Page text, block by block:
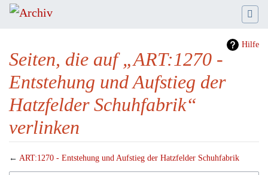
Hilfe
Seiten, die auf „ART:1270 -
Entstehung und Aufstieg der
Hatzfelder Schuhfabrik“
verlinken
← ART:1270 - Entstehung und Aufstieg der Hatzfelder Schuhfabrik
Wechseln zu:Navigation,Suche